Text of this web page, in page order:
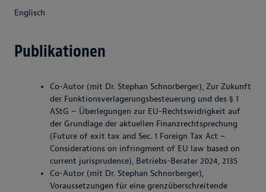
Englisch
Publikationen
Co-Autor (mit Dr. Stephan Schnorberger), Zur Zukunft
der Funktionsverlagerungsbesteuerung und des § 1
AStG – Überlegungen zur EU-Rechtswidrigkeit auf
der Grundlage der aktuellen Finanzrechtsprechung
(Future of exit tax and Sec. 1 Foreign Tax Act –
Considerations on infringment of EU law based on
current jurisprudence), Betriebs-Berater 2024, 2135
Co-Autor (mit Dr. Stephan Schnorberger),
Voraussetzungen für eine grenzüberschreitende